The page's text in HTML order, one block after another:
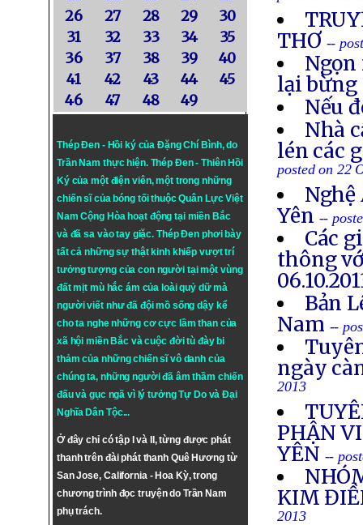
26
27 28 29
30
31
32 33 34
35
36
37 38 39
40
41
42 43 44
45
46
47 48 49
Thép Đen - Hồi ký của Đặng Chí Bình, do
Trần Nam thực hiện. Thép Đen- Thiên Hồi
Ký của một điện viên, một trong những
chiến sĩ của bóng tối thuộc Quân Lực Việt
Nam Cộng Hòa hoạt động tại miền Bắc
và đã sa vào tay giặc. Thép Đen phơi bày
tất cả những sự thật kinh khiếp vượt trí
tưởng tượng của con người tại một vùng
đất mịt mù hắc ám của loài quỷ dữ mà
người viết như đã đội mồ sống dậy kể
cho ta nghe những cơ cực lầm than của
xã hội miền Bắc và cuộc đời tù đày bi
thảm của những chiến sĩ vô danh của
chúng ta, những người đã âm thầm chiến
đấu và gục ngã vì lý tưởngTự DovàĐại
Nghĩa Dân Tộc...
Ở đây chỉ có tập I và II, từng được phát
thanh trên đài phát thanh Quê Hương từ
San Jose, California - Hoa Kỳ, trong
chương trình đọc truyện do Trần Nam
phụ trách.
THƠ --
lại bừng
Nếu
Nhà
lén các
posted on 22
Nghệ
Yên --
Các
thông
Bản
Nam --
ngày
2013
PHẬN
YÊN --
KIM